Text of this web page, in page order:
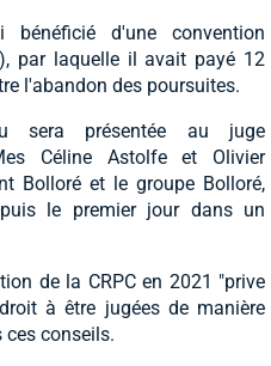
d'une convention
par laquelle il avait payé 12
l'abandon des poursuites.
sera présentée au juge
Céline Astolfe et Olivier
Bolloré et le groupe Bolloré,
le premier jour dans un
de la CRPC en 2021 "prive
à être jugées de manière
ces conseils.